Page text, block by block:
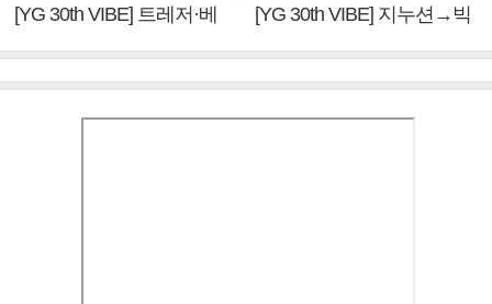
[YG 30th VIBE] 트레저·베
[YG 30th VIBE] 지누션→빅